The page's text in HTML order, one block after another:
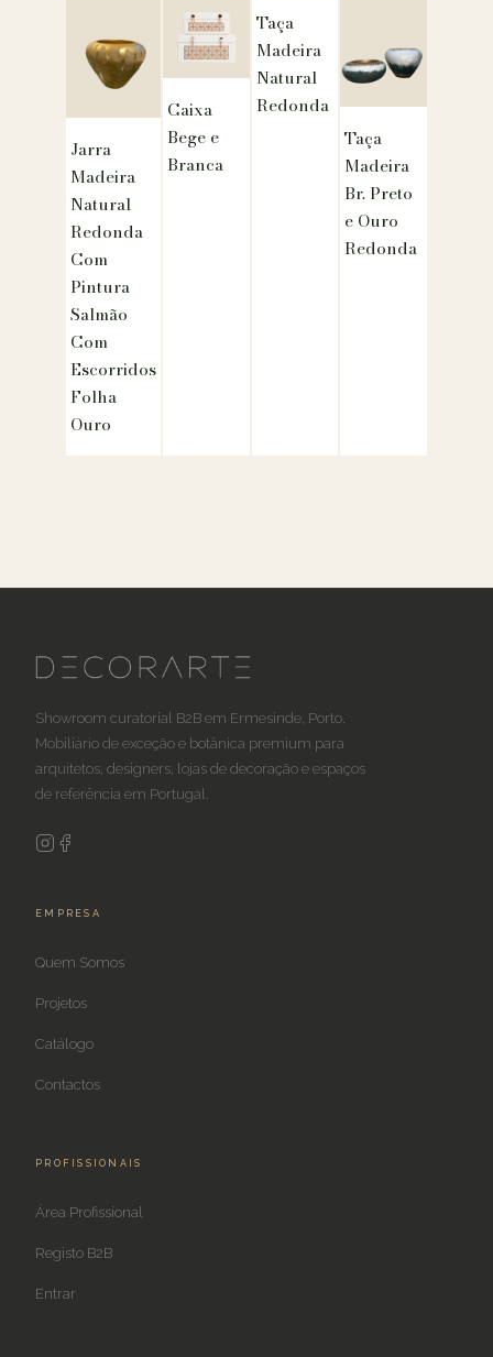
Jarra
Madeira
Natural
Redonda
Com
Pintura
Salmão
Com
Escorridos
Folha
Ouro
Caixa
Bege e
Branca
Taça
Madeira
Natural
Redonda
Taça
Madeira
Br. Preto
e Ouro
Redonda
Showroom curatorial B2B em Ermesinde, Porto.
Mobiliário de exceção e botânica premium para
arquitetos, designers, lojas de decoração e espaços
de referência em Portugal.
EMPRESA
Quem Somos
Projetos
Catálogo
Contactos
PROFISSIONAIS
Área Profissional
Registo B2B
Entrar